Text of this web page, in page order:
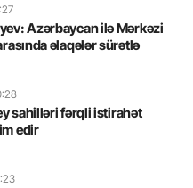
Azərbaycan ilə Mərkəzi
əlaqələr sürətlə
sahilləri fərqli istirahət
edir